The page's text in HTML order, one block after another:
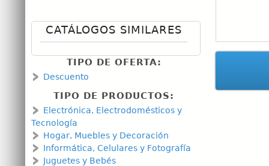
CATÁLOGOS SIMILARES
TIPO DE OFERTA:
Descuento
TIPO DE PRODUCTOS:
Electrónica, Electrodomésticos y
Tecnología
Hogar, Muebles y Decoración
Informática, Celulares y Fotografía
Juguetes y Bebés